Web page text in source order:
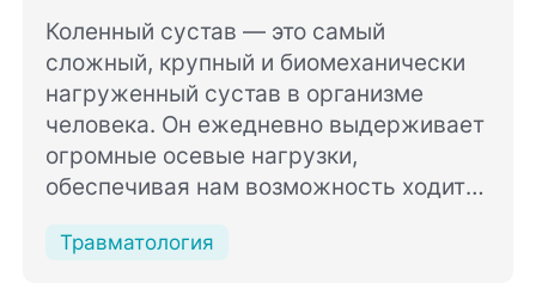
Коленный сустав — это самый
сложный, крупный и биомеханически
нагруженный сустав в организме
человека. Он ежедневно выдерживает
огромные осевые нагрузки,
обеспечивая нам возможность ходить,
лестнице. К сожалению, именно из-за
Травматология